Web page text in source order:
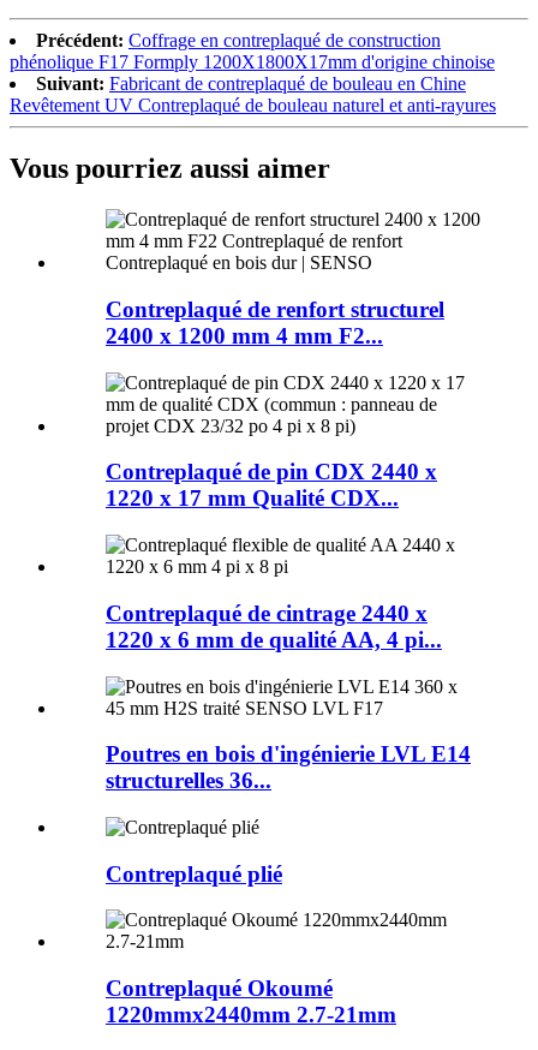
Précédent: Coffrage en contreplaqué de construction
phénolique F17 Formply 1200X1800X17mm d'origine chinoise
Suivant: Fabricant de contreplaqué de bouleau en Chine
Revêtement UV Contreplaqué de bouleau naturel et anti-rayures
Vous pourriez aussi aimer
Contreplaqué de renfort structurel
2400 x 1200 mm 4 mm F2...
Contreplaqué de pin CDX 2440 x
1220 x 17 mm Qualité CDX...
Contreplaqué de cintrage 2440 x
1220 x 6 mm de qualité AA, 4 pi...
Poutres en bois d'ingénierie LVL E14
structurelles 36...
Contreplaqué plié
Contreplaqué Okoumé
1220mmx2440mm 2.7-21mm